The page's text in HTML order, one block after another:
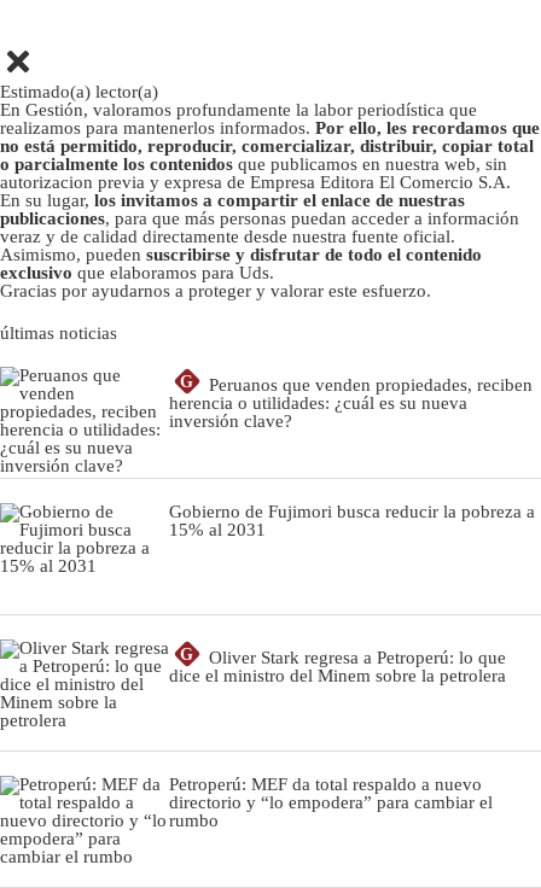
Estimado(a) lector(a)
En Gestión, valoramos profundamente la labor periodística que
realizamos para mantenerlos informados. Por ello, les recordamos que
no está permitido, reproducir, comercializar, distribuir, copiar total
o parcialmente los contenidos que publicamos en nuestra web, sin
autorizacion previa y expresa de Empresa Editora El Comercio S.A.
En su lugar, los invitamos a compartir el enlace de nuestras
publicaciones, para que más personas puedan acceder a información
veraz y de calidad directamente desde nuestra fuente oficial.
Asimismo, pueden suscribirse y disfrutar de todo el contenido
exclusivo que elaboramos para Uds.
Gracias por ayudarnos a proteger y valorar este esfuerzo.
últimas noticias
G
Peruanos que venden propiedades, reciben
herencia o utilidades: ¿cuál es su nueva
inversión clave?
Gobierno de Fujimori busca reducir la pobreza a
15% al 2031
G
Oliver Stark regresa a Petroperú: lo que
dice el ministro del Minem sobre la petrolera
Petroperú: MEF da total respaldo a nuevo
directorio y “lo empodera” para cambiar el
rumbo